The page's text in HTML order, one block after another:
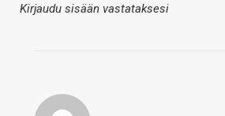
Kirjaudu sisään vastataksesi